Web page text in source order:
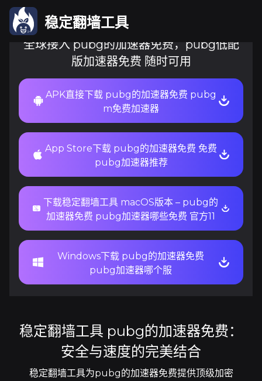
稳定翻墙工具
全球接入 pubg的加速器免费，pubg低配
版加速器免费 随时可用
APK直接下载 pubg的加速器免费 pubg
m免费加速器
App Store下载 pubg的加速器免费 免费
pubg加速器推荐
下载稳定翻墙工具 macOS版本 – pubg的
加速器免费 pubg加速器哪些免费 官方11
Windows下载 pubg的加速器免费
pubg加速器哪个服
稳定翻墙工具 pubg的加速器免费：
安全与速度的完美结合
稳定翻墙工具为pubg的加速器免费提供顶级加密